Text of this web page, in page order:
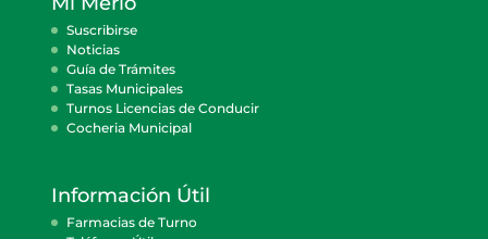
Suscribirse
Noticias
Guía de Trámites
Tasas Municipales
Turnos Licencias de Conducir
Cocheria Municipal
Información Útil
Farmacias de Turno